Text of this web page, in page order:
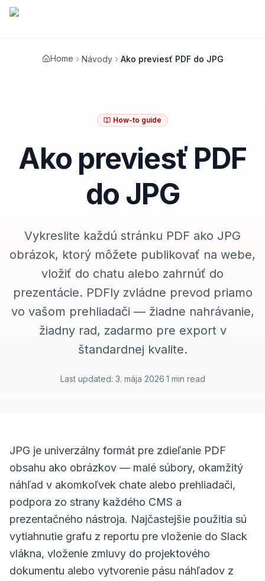
Home Návody Ako previesť PDF do JPG
How-to guide
Ako previesť PDF
do JPG
Vykreslite každú stránku PDF ako JPG
obrázok, ktorý môžete publikovať na webe,
vložiť do chatu alebo zahrnúť do
prezentácie. PDFly zvládne prevod priamo
vo vašom prehliadači — žiadne nahrávanie,
žiadny rad, zadarmo pre export v
štandardnej kvalite.
Last updated: 3. mája 2026·1 min read
JPG je univerzálny formát pre zdieľanie PDF
obsahu ako obrázkov — malé súbory, okamžitý
náhľad v akomkoľvek chate alebo prehliadači,
podpora zo strany každého CMS a
prezentačného nástroja. Najčastejšie použitia sú
vytiahnutie grafu z reportu pre vloženie do Slack
vlákna, vloženie zmluvy do projektového
dokumentu alebo vytvorenie pásu náhľadov z